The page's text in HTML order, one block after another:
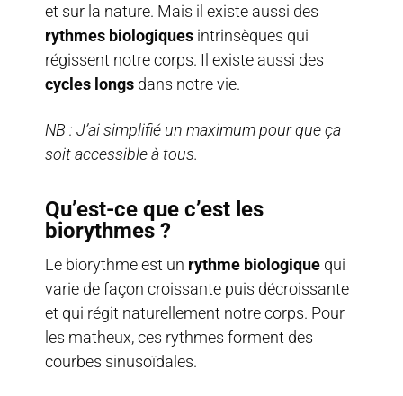
et sur la nature. Mais il existe aussi des
rythmes biologiques intrinsèques qui
régissent notre corps. Il existe aussi des
cycles longs dans notre vie.
NB : J’ai simplifié un maximum pour que ça
soit accessible à tous.
Qu’est-ce que c’est les
biorythmes ?
Le biorythme est un rythme biologique qui
varie de façon croissante puis décroissante
et qui régit naturellement notre corps. Pour
les matheux, ces rythmes forment des
courbes sinusoïdales.